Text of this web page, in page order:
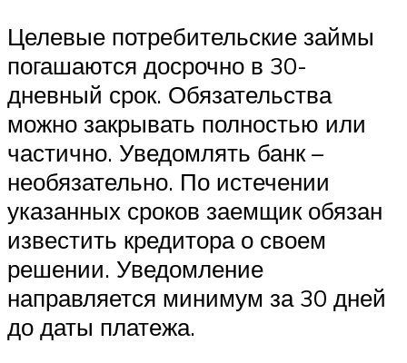
Целевые потребительские займы
погашаются досрочно в 30-
дневный срок. Обязательства
можно закрывать полностью или
частично. Уведомлять банк –
необязательно. По истечении
указанных сроков заемщик обязан
известить кредитора о своем
решении. Уведомление
направляется минимум за 30 дней
до даты платежа.